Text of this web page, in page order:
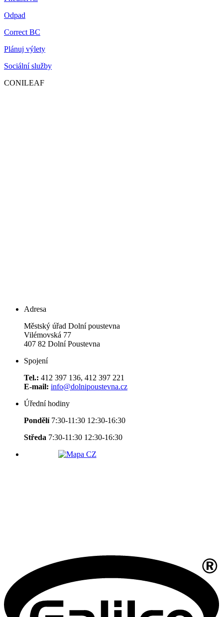
Odpad
Correct BC
Plánuj výlety
Sociální služby
CONILEAF
Adresa
Městský úřad Dolní poustevna
Vilémovská 77
407 82 Dolní Poustevna
Spojení
Tel.: 412 397 136, 412 397 221
E-mail: info@dolnipoustevna.cz
Úřední hodiny
Pondělí 7:30-11:30 12:30-16:30
Středa 7:30-11:30 12:30-16:30